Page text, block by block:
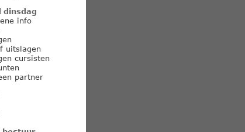
dinsdag
info
uitslagen
cursisten
partner